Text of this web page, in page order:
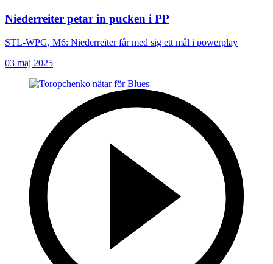
Niederreiter petar in pucken i PP
STL-WPG, M6: Niederreiter får med sig ett mål i powerplay
03 maj 2025